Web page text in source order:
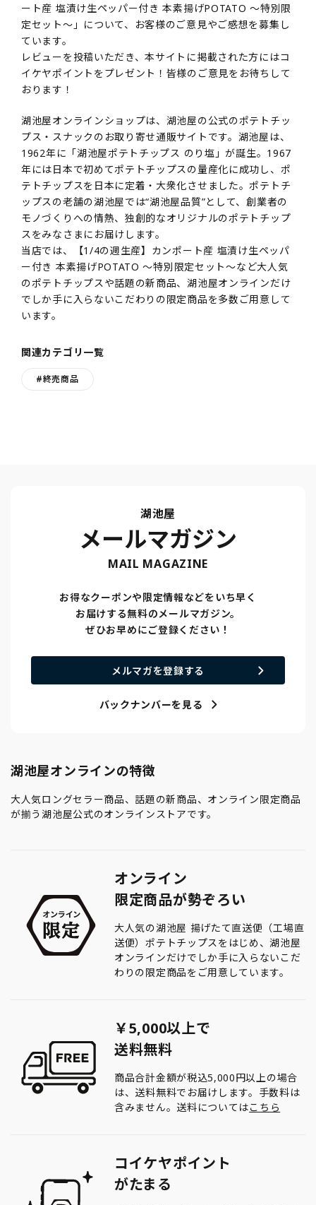
ート産 塩漬け生ペッパー付き 本素揚げPOTATO ～特別限
定セット～」について、お客様のご意見やご感想を募集し
ています。
レビューを投稿いただき、本サイトに掲載された方にはコ
イケヤポイントをプレゼント！皆様のご意見をお待ちして
おります！
湖池屋オンラインショップは、湖池屋の公式のポテトチッ
プス・スナックのお取り寄せ通販サイトです。湖池屋は、
1962年に「湖池屋ポテトチップス のり塩」が誕生。1967
年には日本で初めてポテトチップスの量産化に成功し、ポ
テトチップスを日本に定着・大衆化させました。ポテトチ
ップスの老舗の湖池屋では“湖池屋品質”として、創業者の
モノづくりへの情熱、独創的なオリジナルのポテトチップ
スをみなさまにお届けします。
当店では、【1/4の週生産】カンポート産 塩漬け生ペッパ
ー付き 本素揚げPOTATO ～特別限定セット～など大人気
のポテトチップスや話題の新商品、湖池屋オンラインだけ
でしか手に入らないこだわりの限定商品を多数ご用意して
います。
関連カテゴリ一覧
#終売商品
湖池屋
メールマガジン
MAIL MAGAZINE
お得なクーポンや限定情報などをいち早く
お届けする無料のメールマガジン。
ぜひお早めにご登録ください！
メルマガを登録する
バックナンバーを見る
湖池屋オンラインの特徴
大人気ロングセラー商品、話題の新商品、オンライン限定商品
が揃う湖池屋公式のオンラインストアです。
オンライン
限定商品が勢ぞろい
大人気の湖池屋 揚げたて直送便（工場直
送便）ポテトチップスをはじめ、湖池屋
オンラインだけでしか手に入らないこだ
わりの限定商品をご用意しています。
￥5,000以上で
送料無料
商品合計金額が税込5,000円以上の場合
は、送料無料でお届けします。手数料は
含みません。送料についてはこちら
コイケヤポイント
がたまる